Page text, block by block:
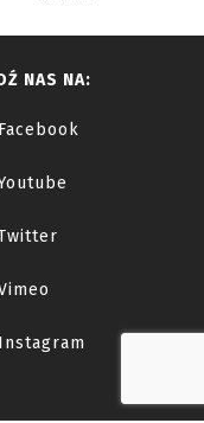
NAS NA:
Facebook
Instagram